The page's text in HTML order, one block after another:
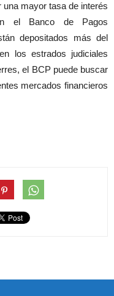
mayor tasa de interés
el Banco de Pagos
depositados más del
los estrados judiciales
el BCP puede buscar
mercados financieros